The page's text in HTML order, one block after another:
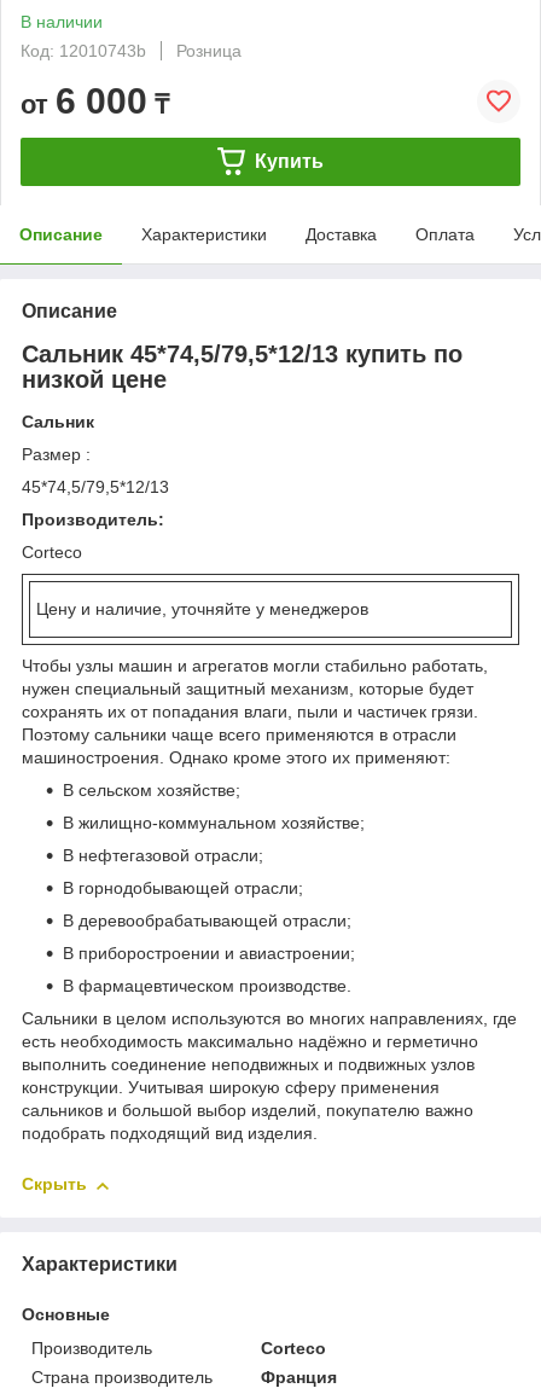
В наличии
Код: 12010743b
Розница
от 6 000 ₸
Купить
Описание Характеристики Доставка Оплата
Описание
Сальник 45*74,5/79,5*12/13 купить по
низкой цене
Сальник
Размер :
45*74,5/79,5*12/13
Производитель:
Сorteco
Цену и наличие, уточняйте у менеджеров
Чтобы узлы машин и агрегатов могли стабильно работать,
нужен специальный защитный механизм, которые будет
сохранять их от попадания влаги, пыли и частичек грязи.
Поэтому сальники чаще всего применяются в отрасли
машиностроения. Однако кроме этого их применяют:
В сельском хозяйстве;
В жилищно-коммунальном хозяйстве;
В нефтегазовой отрасли;
В горнодобывающей отрасли;
В деревообрабатывающей отрасли;
В приборостроении и авиастроении;
В фармацевтическом производстве.
Сальники в целом используются во многих направлениях, где
есть необходимость максимально надёжно и герметично
выполнить соединение неподвижных и подвижных узлов
конструкции. Учитывая широкую сферу применения
сальников и большой выбор изделий, покупателю важно
подобрать подходящий вид изделия.
Скрыть
Характеристики
Основные
Производитель
Corteco
Страна производитель
Франция